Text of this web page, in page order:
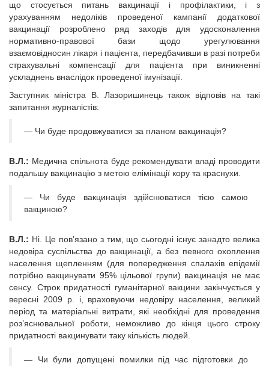
що стосується питань вакцинації і профілактики, і з
урахуванням недоліків проведеної кампанії додаткової
вакцинації розроблено ряд заходів для удосконалення
нормативно-правової бази щодо урегулювання
взаємовідносин лікаря і пацієнта, передбачивши в разі потреби
страхувальні компенсації для пацієнта при виникненні
ускладнень внаслідок проведеної імунізації.
Заступник міністра В. Лазоришинець також відповів на такі
запитання журналістів:
— Чи буде продовжуватися за планом вакцинація?
В.Л.: Медична спільнота буде рекомендувати владі проводити
подальшу вакцинацію з метою елімінації кору та краснухи.
— Чи буде вакцинація здійснюватися тією самою
вакциною?
В.Л.: Ні. Це пов’язано з тим, що сьогодні існує занадто велика
недовіра суспільства до вакцинації, а без певного охоплення
населення щепленням (для попередження спалахів епідемії
потрібно вакцинувати 95% цільової групи) вакцинація не має
сенсу. Строк придатності гуманітарної вакцини закінчується у
вересні 2009 р. і, враховуючи недовіру населення, великий
період та матеріальні витрати, які необхідні для проведення
роз’яснювальної роботи, неможливо до кінця цього строку
придатності вакцинувати таку кількість людей.
— Чи були допущені помилки під час підготовки до